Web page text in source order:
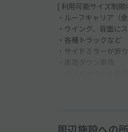
[ 利用可能サイズ制
・ルーフキャリア（
・ウイング、背面に
・各種トラックなど
・サイドミラーが折
※高さのサイズ制限
※外国車・スポーツ
●下記の入庫実績・